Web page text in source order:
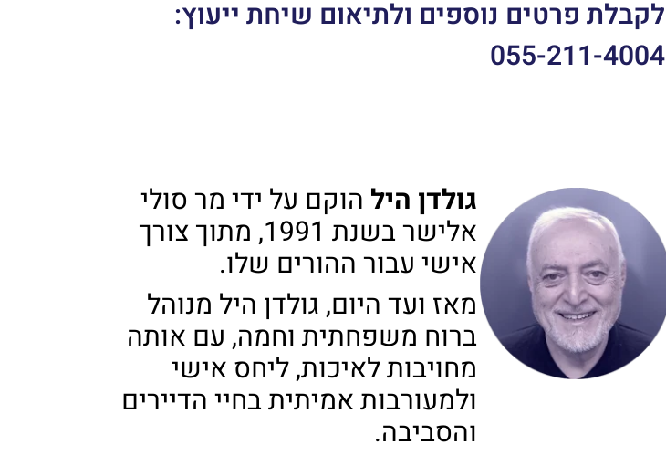
לקבלת פרטים נוספים ולתיאום שיחת ייעוץ:
055-211-4004
גולדן היל הוקם על ידי מר סולי
אלישר בשנת 1991, מתוך צורך
אישי עבור ההורים שלו.
מאז ועד היום, גולדן היל מנוהל
ברוח משפחתית וחמה, עם אותה
מחויבות לאיכות, ליחס אישי
ולמעורבות אמיתית בחיי הדיירים
והסביבה.